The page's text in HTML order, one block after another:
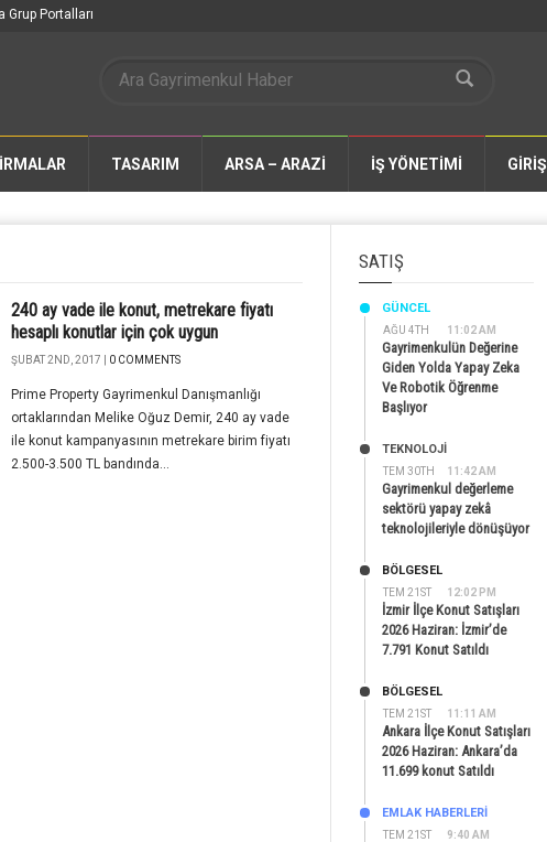
Grup Portalları
TASARIM ARSA – ARAZİ İŞ YÖNETİMİ
240 ay vade ile konut, metrekare fiyatı
hesaplı konutlar için çok uygun
ŞUBAT 2ND, 2017 | 0 COMMENTS
Prime Property Gayrimenkul Danışmanlığı
ortaklarından Melike Oğuz Demir, 240 ay vade
ile konut kampanyasının metrekare birim fiyatı
2.500-3.500 TL bandında...
SATIŞ
AĞU 4TH 11:02 AM
GÜNCEL
Gayrimenkulün Değerine
Giden Yolda Yapay Zeka
Ve Robotik Öğrenme
Başlıyor
TEM 30TH 11:42 AM
TEKNOLOJİ
Gayrimenkul değerleme
sektörü yapay zekâ
teknolojileriyle dönüşüyor
TEM 21ST 12:02 PM
BÖLGESEL
İzmir İlçe Konut Satışları
2026 Haziran: İzmir’de
7.791 Konut Satıldı
TEM 21ST 11:11 AM
BÖLGESEL
Ankara İlçe Konut Satışları
2026 Haziran: Ankara’da
11.699 konut Satıldı
TEM 21ST 9:40 AM
EMLAK HABERLERI